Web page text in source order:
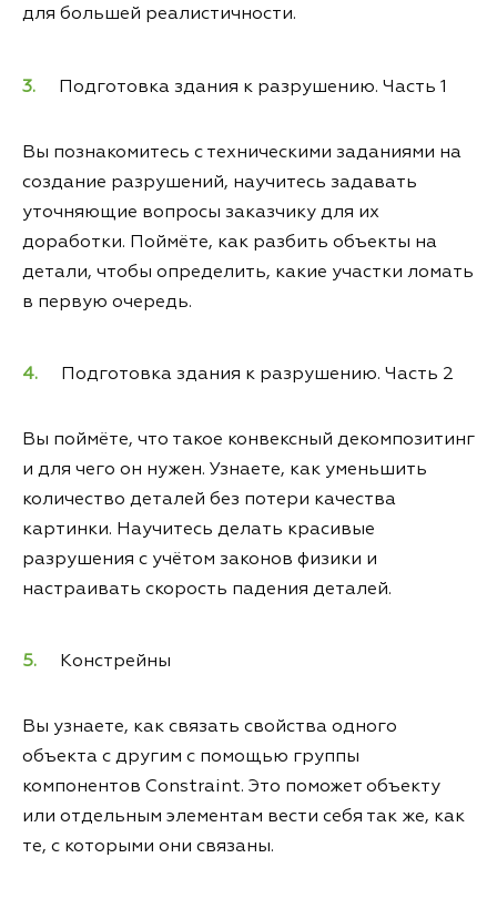
для большей реалистичности.
Подготовка здания к разрушению. Часть 1
Вы познакомитесь с техническими заданиями на
создание разрушений, научитесь задавать
уточняющие вопросы заказчику для их
доработки. Поймёте, как разбить объекты на
детали, чтобы определить, какие участки ломать
в первую очередь.
Подготовка здания к разрушению. Часть 2
Вы поймёте, что такое конвексный декомпозитинг
и для чего он нужен. Узнаете, как уменьшить
количество деталей без потери качества
картинки. Научитесь делать красивые
разрушения с учётом законов физики и
настраивать скорость падения деталей.
Констрейны
Вы узнаете, как связать свойства одного
объекта с другим с помощью группы
компонентов Constraint. Это поможет объекту
или отдельным элементам вести себя так же, как
те, с которыми они связаны.